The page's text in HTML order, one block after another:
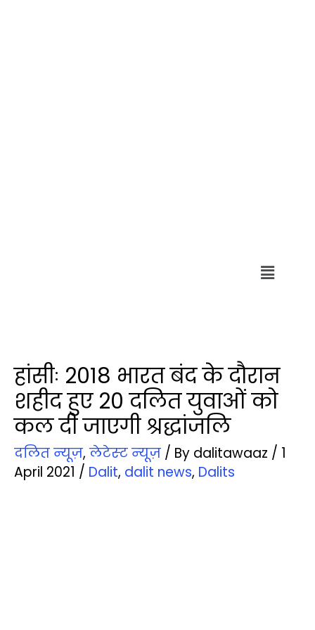
हांसीः 2018 भारत बंद के दौरान
शहीद हुए 20 दलित युवाओं को
कल दी जाएगी श्रद्धांजलि
दलित न्‍यूज़, लेटेस्‍ट न्‍यूज़ / By dalitawaaz / 1
April 2021 / Dalit, dalit news, Dalits